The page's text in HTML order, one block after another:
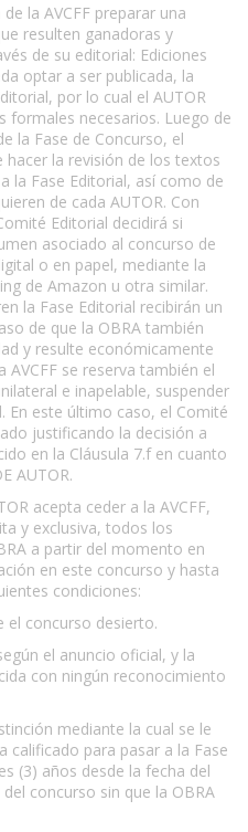
la AVCFF preparar una
resulten ganadoras y
de su editorial: Ediciones
optar a ser publicada, la
por lo cual el AUTOR
formales necesarios. Luego de
la Fase de Concurso, el
hacer la revisión de los textos
la Fase Editorial, así como de
de cada AUTOR. Con
Editorial decidirá si
asociado al concurso de
o en papel, mediante la
de Amazon u otra similar.
la Fase Editorial recibirán un
de que la OBRA también
y resulte económicamente
AVCFF se reserva también el
e inapelable, suspender
En este último caso, el Comité
justificando la decisión a
en la Cláusula 7.f en cuanto
AUTOR.
acepta ceder a la AVCFF,
y exclusiva, todos los
a partir del momento en
en este concurso y hasta
condiciones:
el concurso desierto.
el anuncio oficial, y la
con ningún reconocimiento
mediante la cual se le
calificado para pasar a la Fase
(3) años desde la fecha del
concurso sin que la OBRA